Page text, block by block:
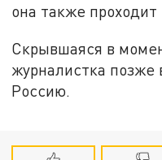
она также
Скрывшаяся в
журналистка позже
Россию.